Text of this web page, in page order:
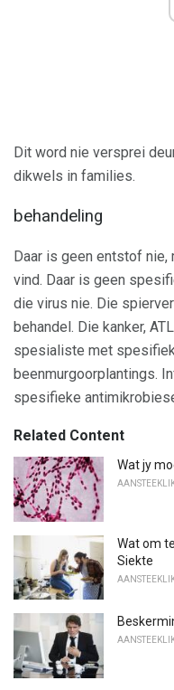
Dit word nie versprei
dikwels in families.
behandeling
Daar is geen entstof
vind. Daar is geen
die virus nie. Die
behandel. Die kanker,
spesialiste met
beenmurgoorplantings.
spesifieke
Related Content
Wat jy
Wat om
Siekte